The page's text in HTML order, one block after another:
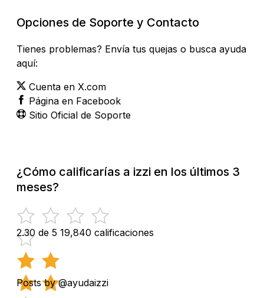
Opciones de Soporte y Contacto
Tienes problemas? Envía tus quejas o busca ayuda
aquí:
Cuenta en X.com
Página en Facebook
Sitio Oficial de Soporte
¿Cómo calificarías a izzi en los últimos 3
meses?
2.30 de 5 19,840 calificaciones
Posts by @ayudaizzi